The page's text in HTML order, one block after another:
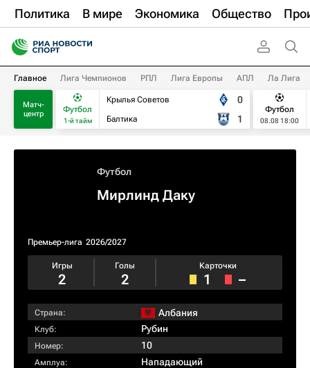
Политика В мире Экономика Общество
Главное Лига Чемпионов РПЛ Лига Европы АПЛ Ла Лига
Матч-
центр
Футбол
1-й тайм
Крылья Советов
Балтика
0
1
Футбол
08.08 18:00
Футбол
Мирлинд Даку
Премьер-лига 2026/2027
Игры
2
Голы
2
Карточки
1 –
Страна: Албания
Клуб: Рубин
Номер: 10
Амплуа: Нападающий